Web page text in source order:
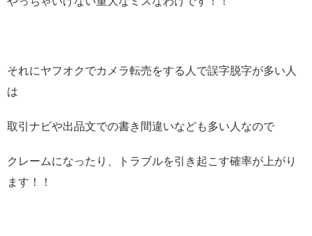
それにヤフオクでカメラ転売をする人で誤字脱字が多い人
は
取引ナビや出品文での書き間違いなども多い人なので
クレームになったり、トラブルを引き起こす確率が上がり
ます！！